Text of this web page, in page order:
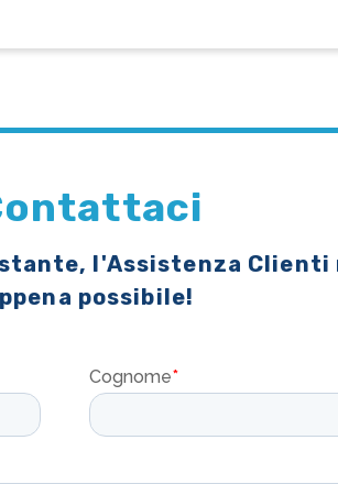
l'Assistenza Clienti
possibile!